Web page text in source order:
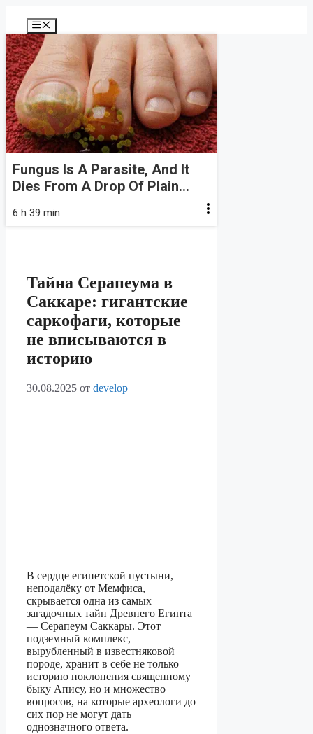
содержимому
Меню
Fungus Is A Parasite, And It
Dies From A Drop Of Plain...
6 h 39 min
Тайна Серапеума в
Саккаре: гигантские
саркофаги, которые
не вписываются в
историю
30.08.2025 от develop
В сердце египетской пустыни,
неподалёку от Мемфиса,
скрывается одна из самых
загадочных тайн Древнего Египта
— Серапеум Саккары. Этот
подземный комплекс,
вырубленный в известняковой
породе, хранит в себе не только
историю поклонения священному
быку Апису, но и множество
вопросов, на которые археологи до
сих пор не могут дать
однозначного ответа.